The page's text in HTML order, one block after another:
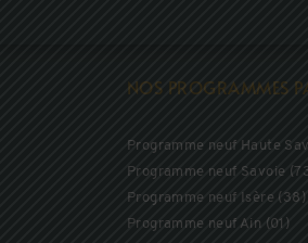
NOS PROGRAMMES
Programme neuf Haute
Programme neuf Savoie
Programme neuf Isère (38)
Programme neuf Ain (01)